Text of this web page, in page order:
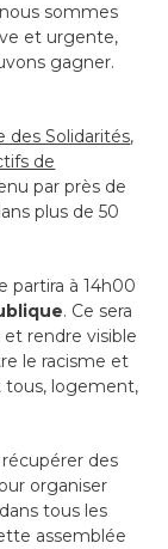
sommes
et urgente,
gagner.
des Solidarités,
de
par près de
plus de 50
partira à 14h00
. Ce sera
rendre visible
le racisme et
tous, logement,
des
organiser
tous les
assemblée